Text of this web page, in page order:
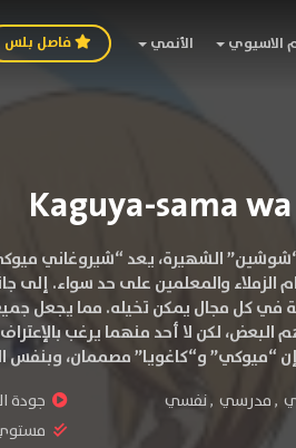
الاسيوي الأنمي فاصل بلس
الشهيرة، يعد “شيروغاني
الزملاء والمعلمين على حد سواء. إلى
في كل مجال يمكن تخيله. مما يجعل
البعض، لكن لا أحد منهما يرغب
“ميوكي” و“كاغويا” مصممان، وبنفس
,مدرسي ,نفسي جودة